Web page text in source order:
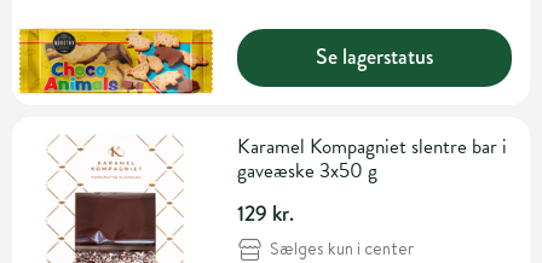
Se lagerstatus
Karamel Kompagniet slentre bar i
gaveæske 3x50 g
129 kr.
Sælges kun i center